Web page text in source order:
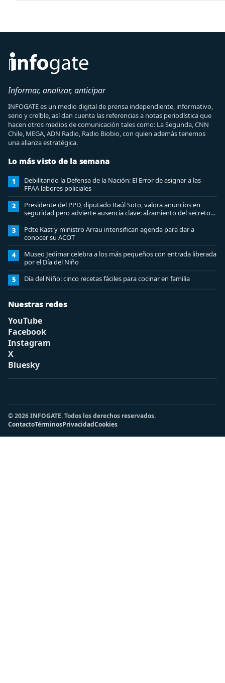
Informar, analizar, anticipar
INFOGATE es un medio digital de prensa independiente, informativo,
serio y creíble, así dan cuenta las referencias a notas periodística que
hacen otros medios de comunicación tales como: La Segunda, CNN
Chile, MEGA, ADN Radio, Radio Biobio, con quien además tenemos
una alianza estratégica.
Lo más visto de la semana
1
Debilitando la Defensa de la Nación: El Error de asignar a las
FFAA labores policiales
2
Presidente del PPD, diputado Raúl Soto, valora anuncios en
seguridad pero advierte ausencia clave: alzamiento del secreto
bancario
3
Pdte Kast y ministro Arrau intensifican agenda para dar a
conocer su ACOT
4
Museo Jedimar celebra a los más pequeños con entrada liberada
por el Día del Niño
5 Día del Niño: cinco recetas fáciles para cocinar en familia
Nuestras redes
YouTube
Facebook
Instagram
X
Bluesky
© 2026 INFOGATE. Todos los derechos reservados.
ContactoTérminosPrivacidadCookies